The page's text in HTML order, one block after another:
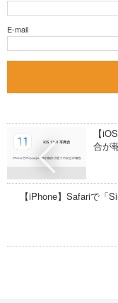
E-mail
【
合が
【iPhone】Safariで「